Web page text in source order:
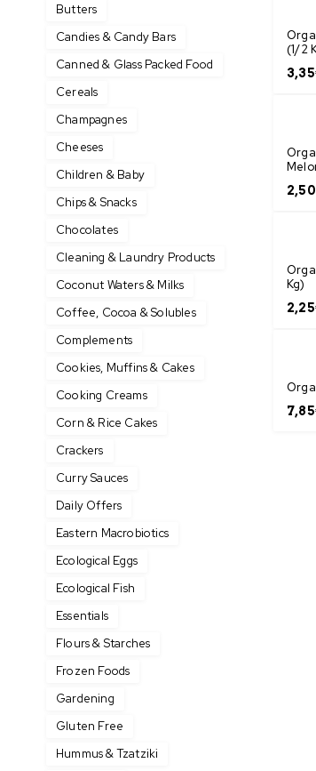
Butters
Candies & Candy Bars
Canned & Glass Packed Food
Cereals
Champagnes
Cheeses
Children & Baby
Chips & Snacks
Chocolates
Cleaning & Laundry Products
Coconut Waters & Milks
Coffee, Cocoa & Solubles
Complements
Cookies, Muffins & Cakes
Cooking Creams
Corn & Rice Cakes
Crackers
Curry Sauces
Daily Offers
Eastern Macrobiotics
Ecological Eggs
Ecological Fish
Essentials
Flours & Starches
Frozen Foods
Gardening
Gluten Free
Hummus & Tzatziki
(1/2
3,35
2,50
Kg)
2,25
7,85